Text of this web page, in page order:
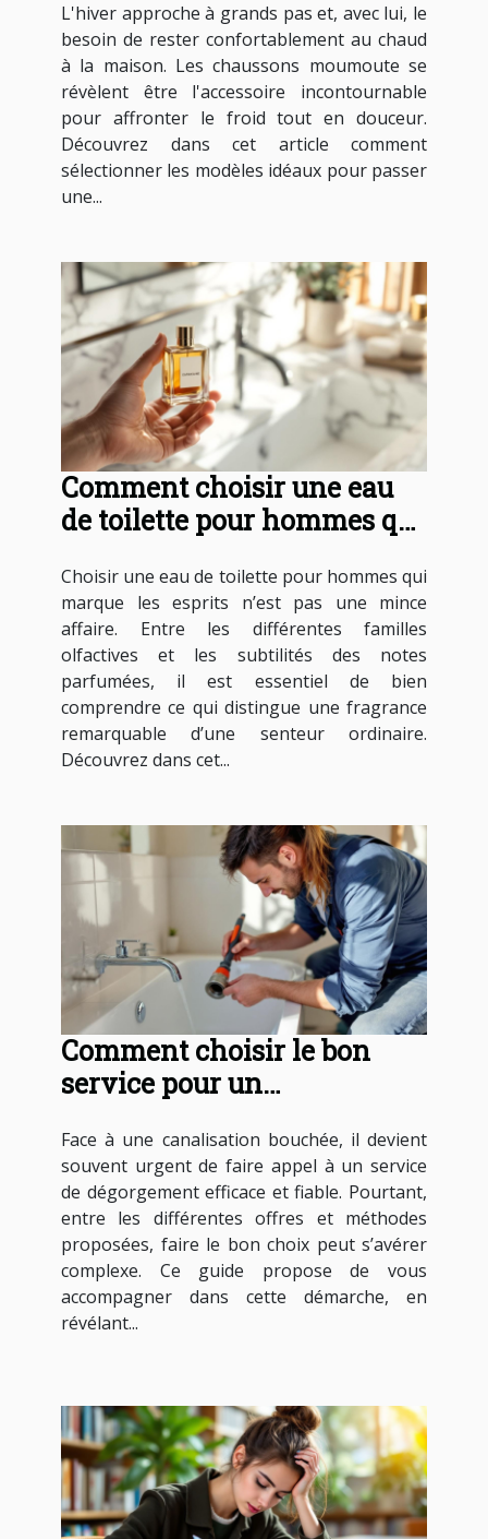
L'hiver approche à grands pas et, avec lui, le
besoin de rester confortablement au chaud
à la maison. Les chaussons moumoute se
révèlent être l'accessoire incontournable
pour affronter le froid tout en douceur.
Découvrez dans cet article comment
sélectionner les modèles idéaux pour passer
une...
Comment choisir une eau
de toilette pour hommes qui
Choisir une eau de toilette pour hommes qui
marque les esprits n’est pas une mince
affaire. Entre les différentes familles
olfactives et les subtilités des notes
parfumées, il est essentiel de bien
comprendre ce qui distingue une fragrance
remarquable d’une senteur ordinaire.
Découvrez dans cet...
Comment choisir le bon
service pour un
canalisations ?
Face à une canalisation bouchée, il devient
souvent urgent de faire appel à un service
de dégorgement efficace et fiable. Pourtant,
entre les différentes offres et méthodes
proposées, faire le bon choix peut s’avérer
complexe. Ce guide propose de vous
accompagner dans cette démarche, en
révélant...